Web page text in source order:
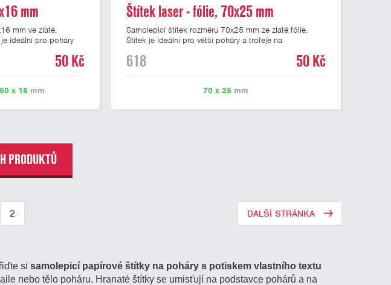
mm
mm ve zlaté,
ideální pro poháry
doporučujeme
možné přiložit v
50 Kč
50 x 16mm
Štítek laser - fólie, 70x25 mm
Samolepicí štítek rozměru 70x25 mm ze zlaté fólie.
Štítek je ideální pro větší poháry a trofeje na
vypálit libovolné logo nebo text. U textu doporučujeme
případné další podklady pro výrobu štítku je možné
618 50 Kč
70 x 25 mm
PRODUKTŮ
2 DALŠÍ STRÁNKA
si samolepicí papírové štítky na poháry s potiskem vlastního textu
nebo tělo poháru. Hranaté štítky se umisťují na podstavce pohárů a na